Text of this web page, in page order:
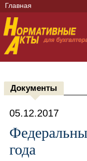
Главная
Документы
05.12.2017
года